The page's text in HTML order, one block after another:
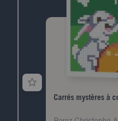
Carrés mystères à